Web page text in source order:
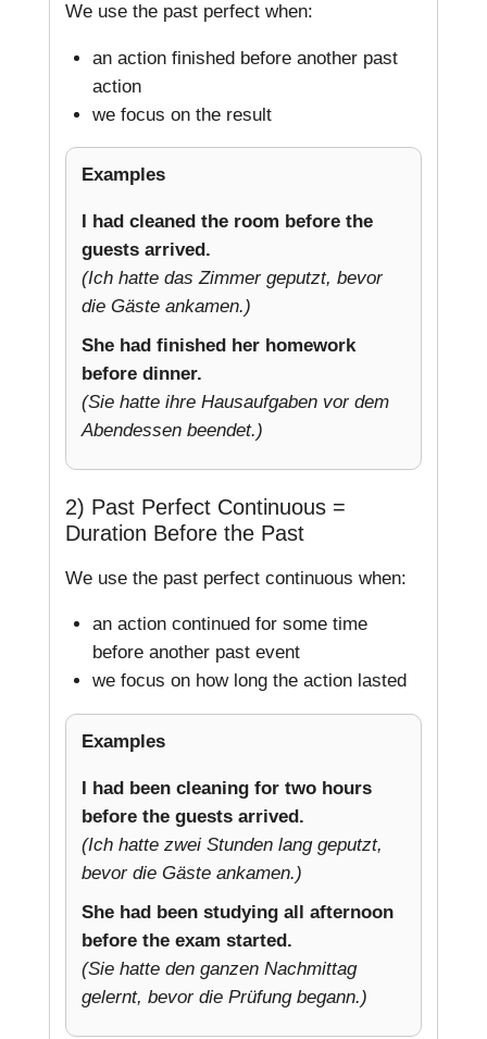
We use the past perfect when:
an action finished before another past
action
we focus on the result
Examples
I had cleaned the room before the
guests arrived.
(Ich hatte das Zimmer geputzt, bevor
die Gäste ankamen.)
She had finished her homework
before dinner.
(Sie hatte ihre Hausaufgaben vor dem
Abendessen beendet.)
2) Past Perfect Continuous =
Duration Before the Past
We use the past perfect continuous when:
an action continued for some time
before another past event
we focus on how long the action lasted
Examples
I had been cleaning for two hours
before the guests arrived.
(Ich hatte zwei Stunden lang geputzt,
bevor die Gäste ankamen.)
She had been studying all afternoon
before the exam started.
(Sie hatte den ganzen Nachmittag
gelernt, bevor die Prüfung begann.)